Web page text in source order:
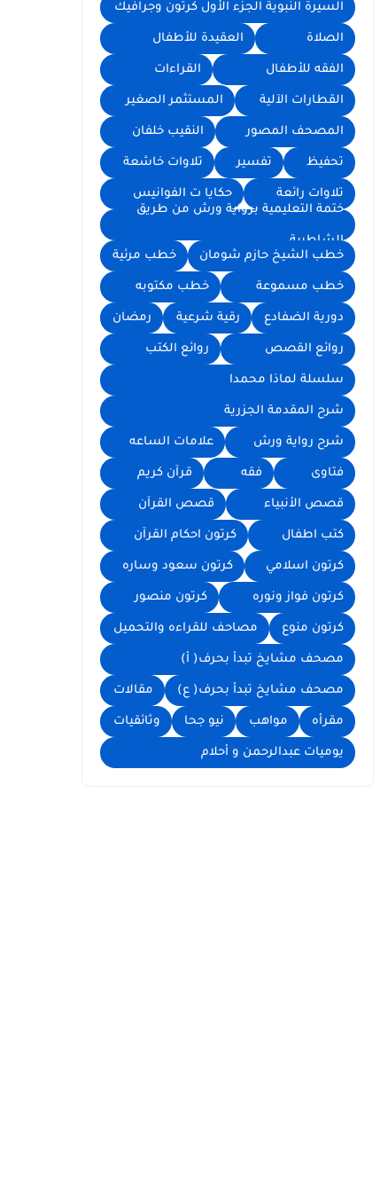
السيرة النبوية الجزء الأول كرتون وجرافيك
الصلاة العقيدة للأطفال
الفقه للأطفال القراءات
القطارات الآلية المستثمر الصغير
المصحف المصور النقيب خلفان
تحفيظ تفسير تلاوات خاشعة
تلاوات رائعة
حكايا ت الفوانيس
ختمة التعليمية برواية ورش من طريق
الشاطبية
خطب الشيخ حازم شومان
خطب مرئية
خطب مسموعة خطب مكتوبه
دورية الضفادع رقية شرعية رمضان
روائع القصص روائع الكتب
سلسلة لماذا محمدا
شرح المقدمة الجزرية
شرح رواية ورش علامات الساعه
فتاوى فقه قرآن كريم
قصص الأنبياء قصص القرآن
كتب اطفال كرتون احكام القرآن
كرتون اسلامي كرتون سعود وساره
كرتون فواز ونوره كرتون منصور
كرتون منوع مصاحف للقراءه والتحميل
مصحف مشايخ تبدأ بحرف( أ)
مصحف مشايخ تبدأ بحرف( ع) مقالات
مقرأه مواهب نيو جحا وثائقيات
يوميات عبدالرحمن و أحلام